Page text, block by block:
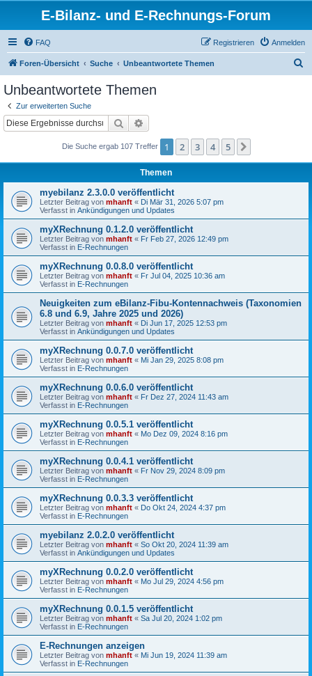
E-Bilanz- und E-Rechnungs-Forum
FAQ Anmelden
Registrieren
Foren-Übersicht Suche Unbeantwortete Themen
Unbeantwortete Themen
Zur erweiterten Suche
Suche
Die Suche ergab 107 Treffer 1 2 3 4 5
Themen
myebilanz 2.3.0.0 veröffentlicht
Letzter Beitrag von mhanft « Di Mär 31, 2026 5:07 pm
Verfasst in Ankündigungen und Updates
myXRechnung 0.1.2.0 veröffentlicht
Letzter Beitrag von mhanft « Fr Feb 27, 2026 12:49 pm
Verfasst in E-Rechnungen
myXRechnung 0.0.8.0 veröffentlicht
Letzter Beitrag von mhanft « Fr Jul 04, 2025 10:36 am
Verfasst in E-Rechnungen
Neuigkeiten zum eBilanz-Fibu-Kontennachweis (Taxonomien
6.8 und 6.9, Jahre 2025 und 2026)
Letzter Beitrag von mhanft « Di Jun 17, 2025 12:53 pm
Verfasst in Ankündigungen und Updates
myXRechnung 0.0.7.0 veröffentlicht
Letzter Beitrag von mhanft « Mi Jan 29, 2025 8:08 pm
Verfasst in E-Rechnungen
myXRechnung 0.0.6.0 veröffentlicht
Letzter Beitrag von mhanft « Fr Dez 27, 2024 11:43 am
Verfasst in E-Rechnungen
myXRechnung 0.0.5.1 veröffentlicht
Letzter Beitrag von mhanft « Mo Dez 09, 2024 8:16 pm
Verfasst in E-Rechnungen
myXRechnung 0.0.4.1 veröffentlicht
Letzter Beitrag von mhanft « Fr Nov 29, 2024 8:09 pm
Verfasst in E-Rechnungen
myXRechnung 0.0.3.3 veröffentlicht
Letzter Beitrag von mhanft « Do Okt 24, 2024 4:37 pm
Verfasst in E-Rechnungen
myebilanz 2.0.2.0 veröffentlicht
Letzter Beitrag von mhanft « So Okt 20, 2024 11:39 am
Verfasst in Ankündigungen und Updates
myXRechnung 0.0.2.0 veröffentlicht
Letzter Beitrag von mhanft « Mo Jul 29, 2024 4:56 pm
Verfasst in E-Rechnungen
myXRechnung 0.0.1.5 veröffentlicht
Letzter Beitrag von mhanft « Sa Jul 20, 2024 1:02 pm
Verfasst in E-Rechnungen
E-Rechnungen anzeigen
Letzter Beitrag von mhanft « Mi Jun 19, 2024 11:39 am
Verfasst in E-Rechnungen